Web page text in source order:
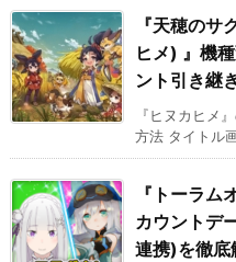
『天穂のサ
ヒメ) 』機
ント引き継
『ヒヌカヒメ
方法 タイトル
『トーラム
カウントデ
連携)を徹底